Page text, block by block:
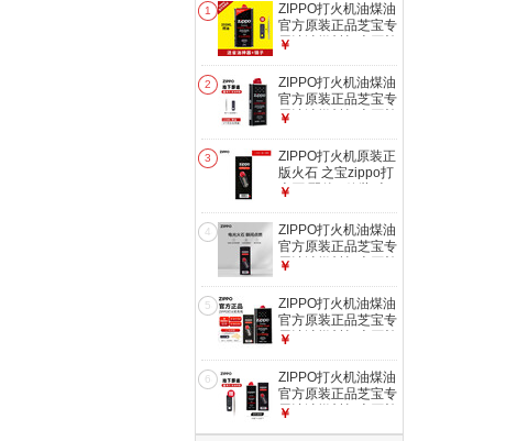
1
ZIPPO打火机油煤油
官方原装正品芝宝专
用清洁燃料打火石棉
大油【可用半年】
￥
2
ZIPPO打火机油煤油
官方原装正品芝宝专
用清洁燃料打火石棉
小油【可用2~3个
月】
￥
3
ZIPPO打火机原装正
版火石 之宝zippo打
火石 配件 6粒装 火
￥
4
ZIPPO打火机油煤油
官方原装正品芝宝专
用清洁燃料打火石棉
￥
5
ZIPPO打火机油煤油
官方原装正品芝宝专
用清洁燃料打火石棉
+火石【半年套餐】
￥
6
ZIPPO打火机油煤油
官方原装正品芝宝专
用清洁燃料打火石棉
￥